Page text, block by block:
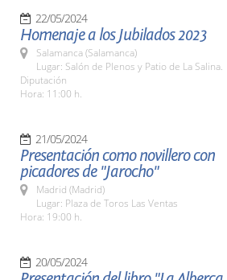
22/05/2024
Homenaje a los Jubilados 2023
Salamanca (Salamanca)
Lugar: Salón de Plenos y Patio de La Salina.
Diputación
Hora: 11:00 h.
21/05/2024
Presentación como novillero con
picadores de "Jarocho"
Madrid (Madrid)
Lugar: Plaza de Toros Las Ventas
Hora: 19:00 h.
20/05/2024